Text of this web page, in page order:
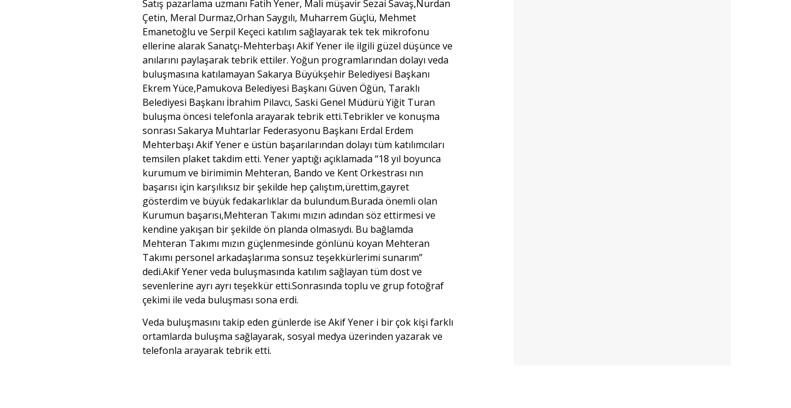
Satış pazarlama uzmanı Fatih Yener, Mali müşavir Sezai Savaş,Nurdan
Çetin, Meral Durmaz,Orhan Saygılı, Muharrem Güçlü, Mehmet
Emanetoğlu ve Serpil Keçeci katılım sağlayarak tek tek mikrofonu
ellerine alarak Sanatçı-Mehterbaşı Akif Yener ile ilgili güzel düşünce ve
anılarını paylaşarak tebrik ettiler. Yoğun programlarından dolayı veda
buluşmasına katılamayan Sakarya Büyükşehir Belediyesi Başkanı
Ekrem Yüce,Pamukova Belediyesi Başkanı Güven Öğün, Taraklı
Belediyesi Başkanı İbrahim Pilavcı, Saski Genel Müdürü Yiğit Turan
buluşma öncesi telefonla arayarak tebrik etti.Tebrikler ve konuşma
sonrası Sakarya Muhtarlar Federasyonu Başkanı Erdal Erdem
Mehterbaşı Akif Yener e üstün başarılarından dolayı tüm katılımcıları
temsilen plaket takdim etti. Yener yaptığı açıklamada “18 yıl boyunca
kurumum ve birimimin Mehteran, Bando ve Kent Orkestrası nın
başarısı için karşılıksız bir şekilde hep çalıştım,ürettim,gayret
gösterdim ve büyük fedakarlıklar da bulundum.Burada önemli olan
Kurumun başarısı,Mehteran Takımı mızın adından söz ettirmesi ve
kendine yakışan bir şekilde ön planda olmasıydı. Bu bağlamda
Mehteran Takımı mızın güçlenmesinde gönlünü koyan Mehteran
Takımı personel arkadaşlarıma sonsuz teşekkürlerimi sunarım”
dedi.Akif Yener veda buluşmasında katılım sağlayan tüm dost ve
sevenlerine ayrı ayrı teşekkür etti.Sonrasında toplu ve grup fotoğraf
çekimi ile veda buluşması sona erdi.
Veda buluşmasını takip eden günlerde ise Akif Yener i bir çok kişi farklı
ortamlarda buluşma sağlayarak, sosyal medya üzerinden yazarak ve
telefonla arayarak tebrik etti.